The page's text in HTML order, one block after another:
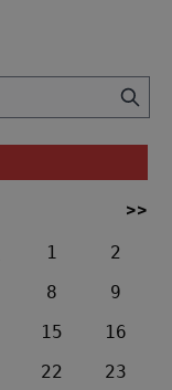
>>
1
2
8
9
15
16
22
23